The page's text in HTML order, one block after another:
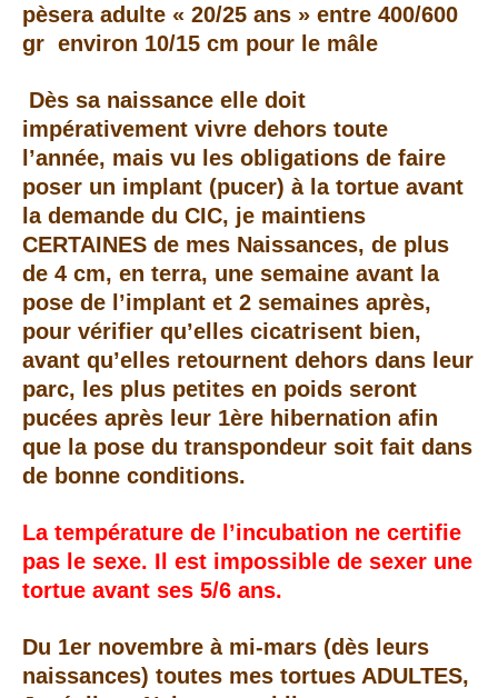
pèsera adulte « 20/25 ans » entre 400/600
gr environ 10/15 cm pour le mâle
Dès sa naissance elle doit
impérativement vivre dehors toute
l’année, mais vu les obligations de faire
poser un implant (pucer) à la tortue avant
la demande du CIC, je maintiens
CERTAINES de mes Naissances, de plus
de 4 cm, en terra, une semaine avant la
pose de l’implant et 2 semaines après,
pour vérifier qu’elles cicatrisent bien,
avant qu’elles retournent dehors dans leur
parc, les plus petites en poids seront
pucées après leur 1ère hibernation afin
que la pose du transpondeur soit fait dans
de bonne conditions.
La température de l’incubation ne certifie
pas le sexe. Il est impossible de sexer une
tortue avant ses 5/6 ans.
Du 1er novembre à mi-mars (dès leurs
naissances) toutes mes tortues ADULTES,